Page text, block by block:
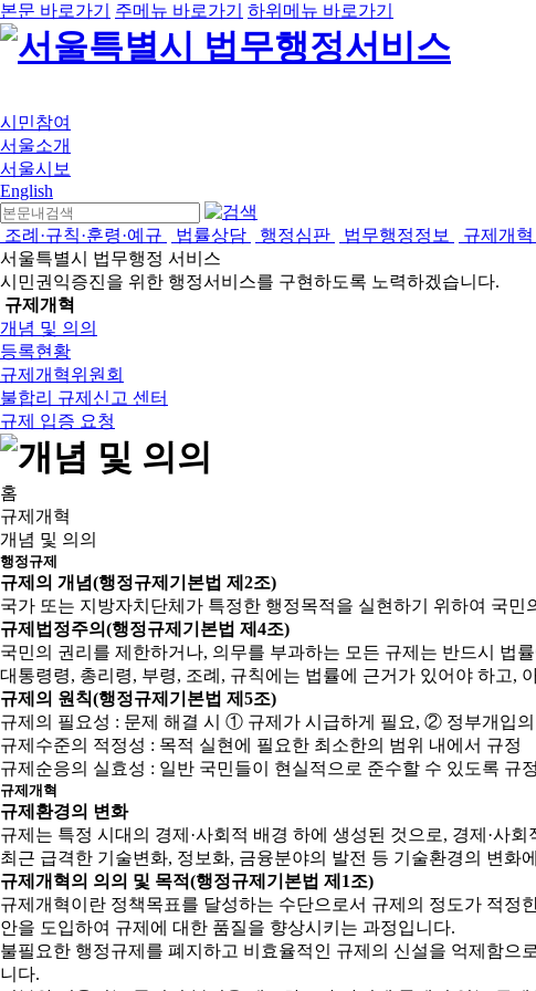
본문 바로가기 주메뉴 바로가기 하위메뉴 바로가기
시민참여
서울소개
서울시보
English
조례·규칙·훈령·예규 법률상담 행정심판 법무행정정보 규제개혁
서울특별시 법무행정 서비스
시민권익증진을 위한 행정서비스를 구현하도록 노력하겠습니다.
규제개혁
개념 및 의의
등록현황
규제개혁위원회
불합리 규제신고 센터
규제 입증 요청
홈
규제개혁
개념 및 의의
행정규제
규제의 개념(행정규제기본법 제2조)
국가 또는 지방자치단체가 특정한 행정목적을 실현하기 위하여 국
규제법정주의(행정규제기본법 제4조)
국민의 권리를 제한하거나, 의무를 부과하는 모든 규제는 반드시 법
대통령령, 총리령, 부령, 조례, 규칙에는 법률에 근거가 있어야 하고,
규제의 원칙(행정규제기본법 제5조)
규제의 필요성 : 문제 해결 시 ① 규제가 시급하게 필요, ② 정부개입
규제수준의 적정성 : 목적 실현에 필요한 최소한의 범위 내에서 규정
규제순응의 실효성 : 일반 국민들이 현실적으로 준수할 수 있도록 규정
규제개혁
규제환경의 변화
규제는 특정 시대의 경제·사회적 배경 하에 생성된 것으로, 경제·사
최근 급격한 기술변화, 정보화, 금융분야의 발전 등 기술환경의 변화
규제개혁의 의의 및 목적(행정규제기본법 제1조)
규제개혁이란 정책목표를 달성하는 수단으로서 규제의 정도가 적
안을 도입하여 규제에 대한 품질을 향상시키는 과정입니다.
불필요한 행정규제를 폐지하고 비효율적인 규제의 신설을 억제함으
니다.